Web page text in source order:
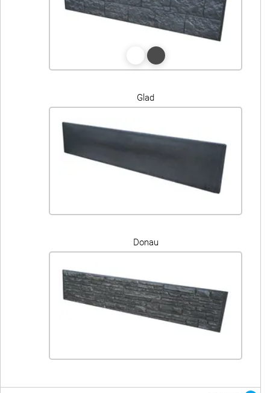
Glad
Donau